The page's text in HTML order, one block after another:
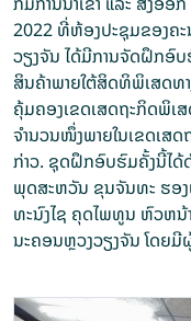
2022 ທີ່ຫ້ອງປະຊຸມຂອງຄ
ວຽງຈັນ ໄດ້ມີການຈັດຝຶກອົບ
ສິນຄ້າພາຍໃຕ້ສິດທິພິເສດທາ
ຄຸ້ມຄອງເຂດເສດຖະກິດພິເ
ຈຳນວນໜຶ່ງພາຍໃນເຂດເສ
ກ່າວ. ຊຸດຝຶກອົບຮົມຄັ້ງນີ້ໄດ້
ພຸດສະຫວັນ ຂຸນຈັນທະ ຮອງ
ທະນົງໄຊ ຄຸດໄພທູນ ຫົວຫນ້
ນະຄອນຫຼວງວຽງຈັນ ໂດຍ